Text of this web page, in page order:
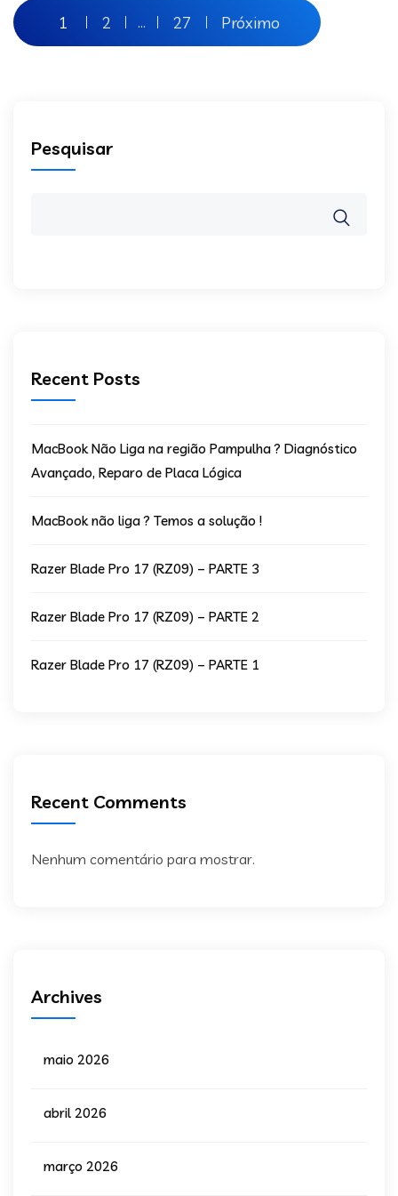
1 2 … 27 Próximo
Pesquisar
Recent Posts
MacBook Não Liga na região Pampulha ? Diagnóstico
Avançado, Reparo de Placa Lógica
MacBook não liga ? Temos a solução !
Razer Blade Pro 17 (RZ09) – PARTE 3
Razer Blade Pro 17 (RZ09) – PARTE 2
Razer Blade Pro 17 (RZ09) – PARTE 1
Recent Comments
Nenhum comentário para mostrar.
Archives
maio 2026
abril 2026
março 2026